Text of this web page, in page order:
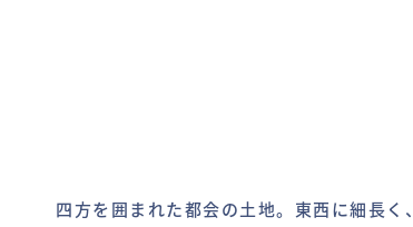
四方を囲まれた都会の土地。東西に細長く、